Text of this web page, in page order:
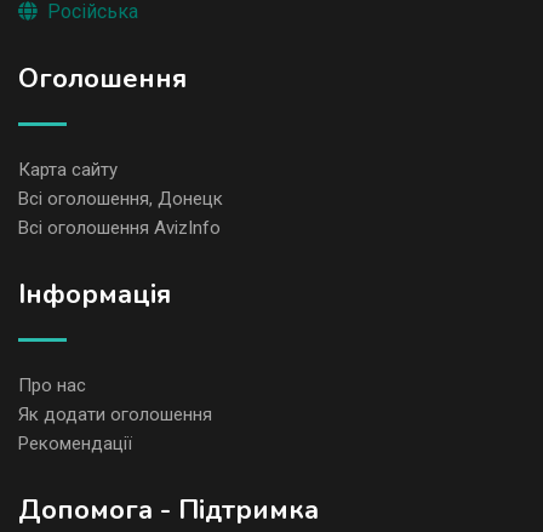
Російська
Оголошення
Карта сайту
Всі оголошення, Донецк
Всі оголошення AvizInfo
Iнформація
Про нас
Як додати оголошення
Рекомендації
Допомога - Підтримка